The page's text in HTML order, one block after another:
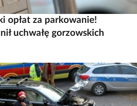
opłat za parkowanie!
uchwałę gorzowskich